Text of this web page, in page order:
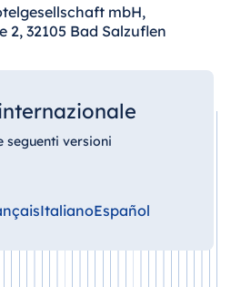
i partner commerciali.
mbH,
2, 32105 Bad Salzuflen
versioni
ItalianoEspañol